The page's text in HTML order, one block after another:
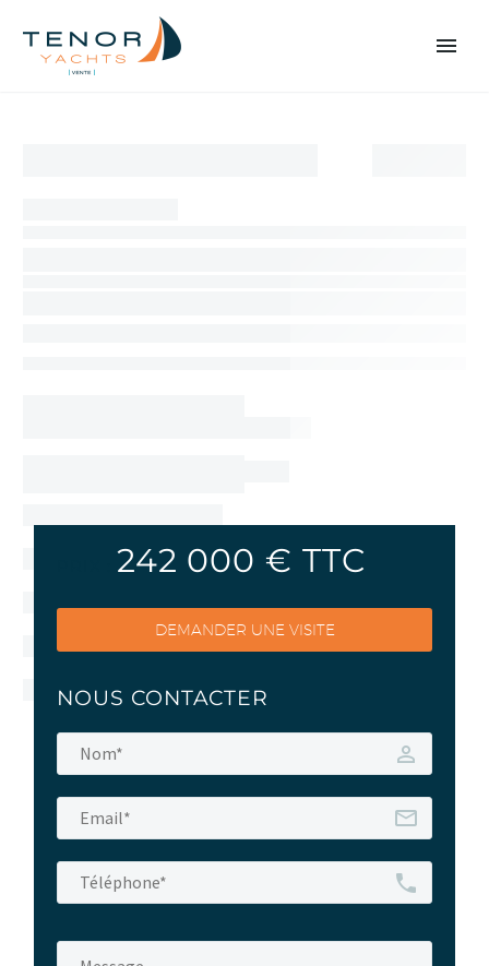
DESCRIPTION
VOILIER D’OCCASION
DUFOUR 460
242 000 € TTC
DEMANDER UNE VISITE
NOUS CONTACTER